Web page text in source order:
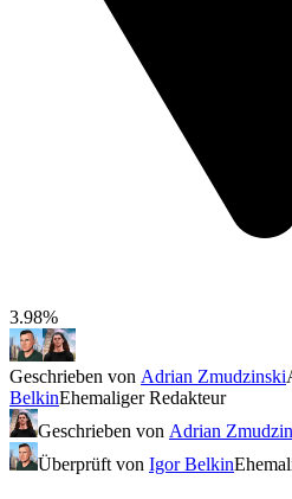
3.98%
Geschrieben von Adrian Zmudzinski
BelkinEhemaliger Redakteur
Geschrieben von Adrian
Überprüft von Igor Belkin